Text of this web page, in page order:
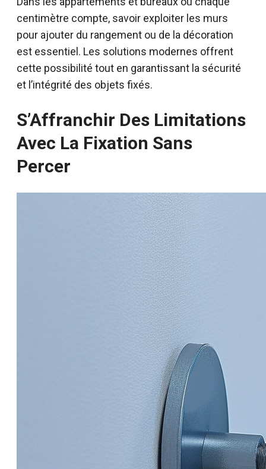
centimètre compte, savoir exploiter les murs
pour ajouter du rangement ou de la décoration
est essentiel. Les solutions modernes offrent
cette possibilité tout en garantissant la sécurité
et l’intégrité des objets fixés.
S’Affranchir Des Limitations
Avec La Fixation Sans
Percer